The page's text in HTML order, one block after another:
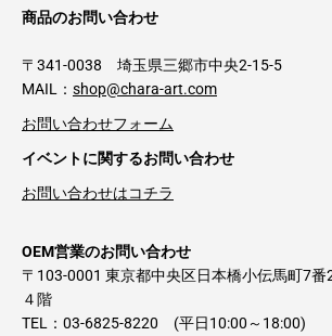
商品のお問い合わせ
〒341-0038 埼玉県三郷市中央2-15-5
MAIL： shop@chara-art.com
お問い合わせフォーム
イベントに関するお問い合わせ
お問い合わせはコチラ
OEM営業のお問い合わせ
〒103-0001 東京都中央区日本橋小伝馬町7
４階
TEL：03-6825-8220 (平日10:00～18:00)